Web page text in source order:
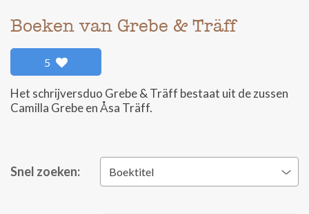
Boeken van Grebe & Träff
5
Het schrijversduo Grebe & Träff bestaat uit de zussen
Camilla Grebe en Åsa Träff.
Snel zoeken: Boektitel